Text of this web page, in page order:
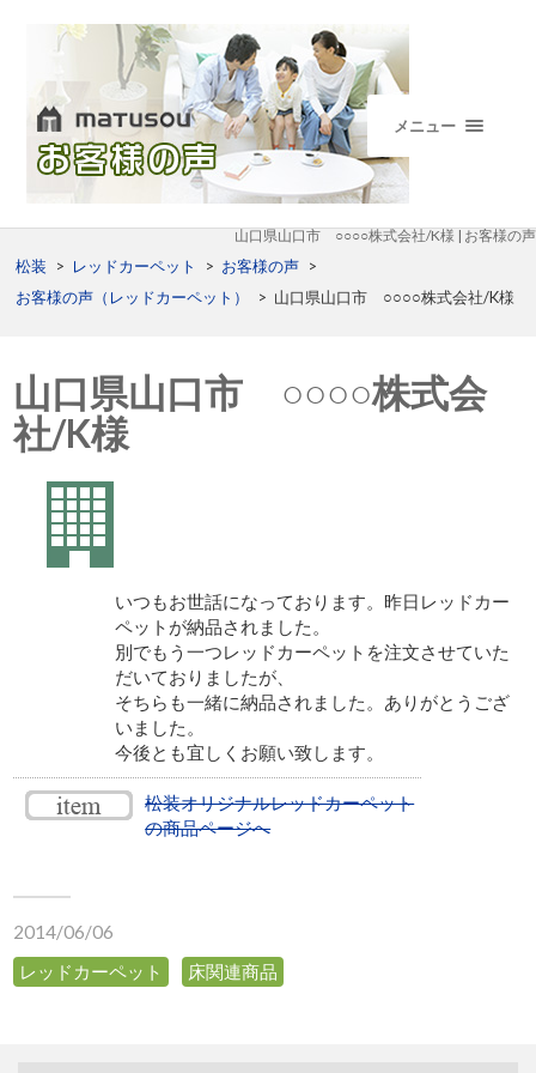
メニュー
山口県山口市 ○○○○株式会社/K様 | お客様の声
松装 > レッドカーペット > お客様の声 >
お客様の声（レッドカーペット）
> 山口県山口市 ○○○○株式会社/K様
山口県山口市 ○○○○株式会
社/K様
いつもお世話になっております。昨日レッドカー
ペットが納品されました。
別でもう一つレッドカーペットを注文させていた
だいておりましたが、
そちらも一緒に納品されました。ありがとうござ
いました。
今後とも宜しくお願い致します。
松装オリジナルレッドカーペット
の商品ページへ
2014/06/06
レッドカーペット
床関連商品